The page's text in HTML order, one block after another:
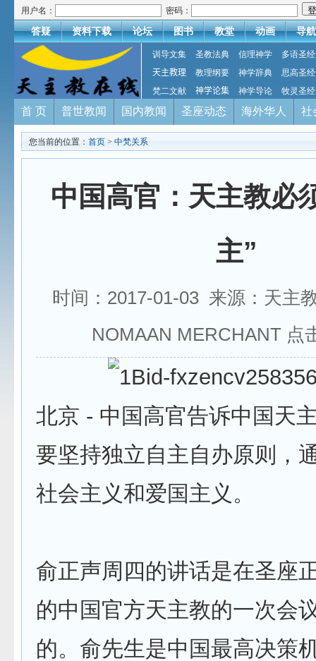
用户名： 密码：
答疑 资料下载 论坛 图书 教堂 动画 导航
训导文集 圣教法典 信理神学
多语圣经
天主教理
教理纲要 神学辞典
思高圣经
梵二文献
神学论集 神学导论 牧灵圣经
首 页 普世教闻 国内教闻 圣座动态 海外华人 社
您当前的位置： 首页 > 中梵关系
中国高官：天主教必
主”
时间：2017-01-03 来源：天主
NOMAAN MERCHANT 点
北京 - 中国高官告诉中国天
要坚持独立自主自办原则，
社会主义和爱国主义。
俞正声周四的讲话是在圣座
的中国官方天主教的一次会
的。俞先生是中国最高决